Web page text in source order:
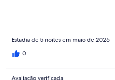
Estadia de 5 noites em maio de 2026
0
Avaliação verificada